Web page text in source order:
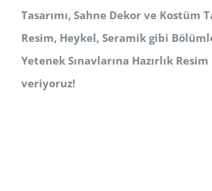
Tasarımı, Sahne Dekor ve Kostüm
Resim, Heykel, Seramik gibi
Yetenek Sınavlarına Hazırlık
veriyoruz!